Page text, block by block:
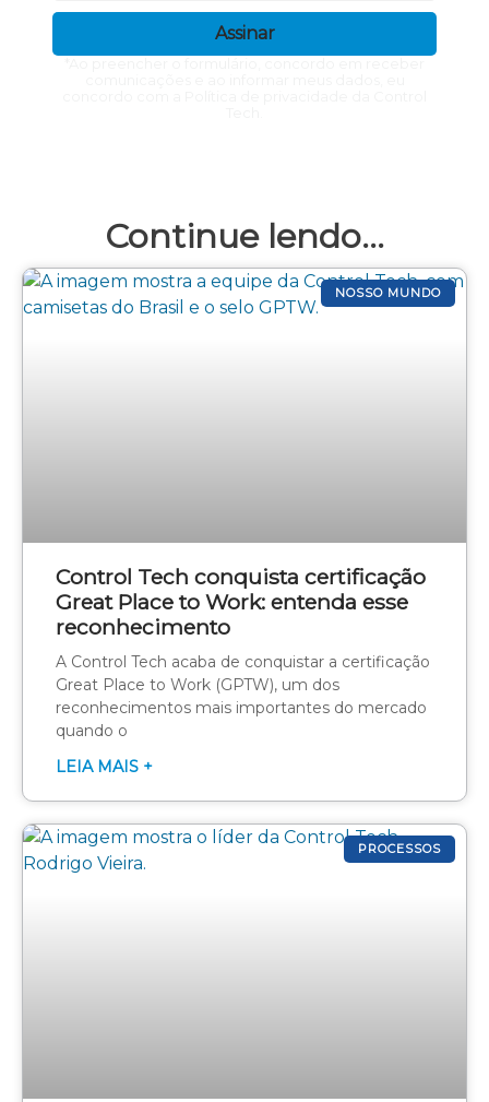
Assinar
Continue lendo...
NOSSO MUNDO
Control Tech conquista certificação
Great Place to Work: entenda esse
reconhecimento
A Control Tech acaba de conquistar a certificação
Great Place to Work (GPTW), um dos
reconhecimentos mais importantes do mercado
quando o
LEIA MAIS +
PROCESSOS